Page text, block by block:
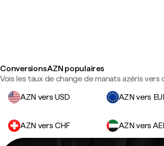
Conversions AZN populaires
Vois les taux de change de manats azéris
AZN vers USD
AZN vers
AZN vers CHF AZN vers